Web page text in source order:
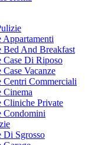
Commerciali
Appartamenti
Bed And Breakfast
Case Di Riposo
Case Vacanze
Centri Commerciali
Cinema
Cliniche Private
Condomini
Di Sgrosso